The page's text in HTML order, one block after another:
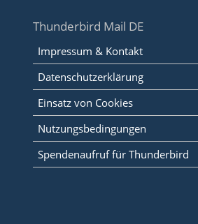
Thunderbird Mail DE
Impressum & Kontakt
Datenschutzerklärung
Einsatz von Cookies
Nutzungsbedingungen
Spendenaufruf für Thunderbird